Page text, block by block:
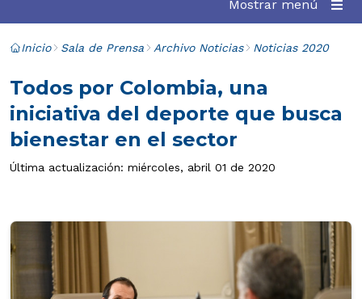
Mostrar menú
Inicio Sala de Prensa Archivo Noticias Noticias 2020
Todos por Colombia, una
iniciativa del deporte que busca
bienestar en el sector
Última actualización: miércoles, abril 01 de 2020